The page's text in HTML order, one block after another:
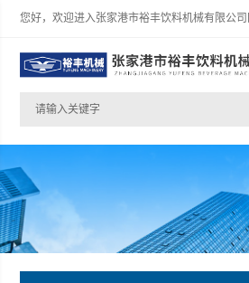
您好，欢迎进入张家港市裕丰饮料机械有限公司